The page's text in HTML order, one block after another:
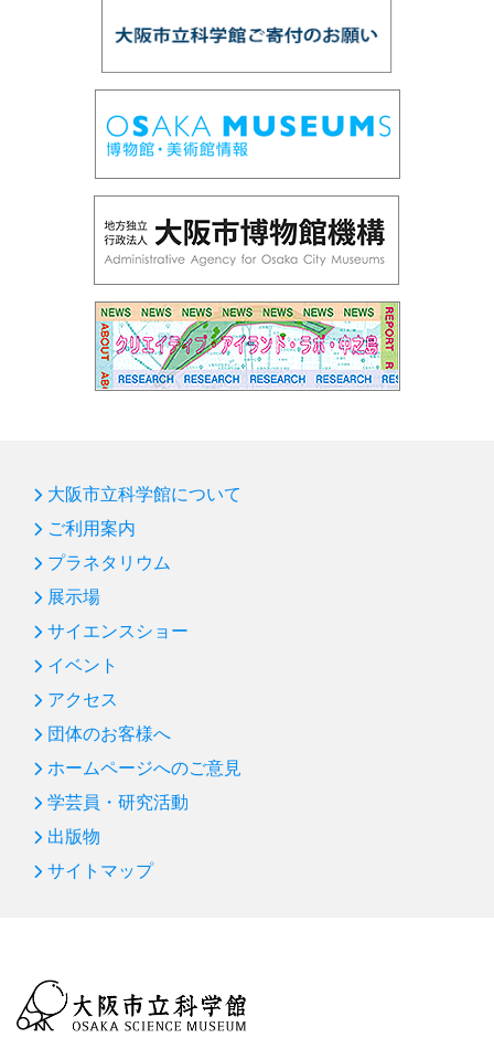
大阪市立科学館について
ご利用案内
プラネタリウム
展示場
サイエンスショー
イベント
アクセス
団体のお客様へ
ホームページへのご意見
学芸員・研究活動
出版物
サイトマップ